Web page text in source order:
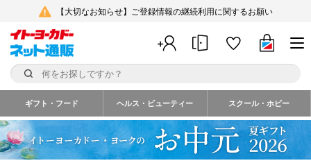
【大切なお知らせ】ご登録情報の継続利用に関するお願い
ギフト・フード ヘルス・ビューティー スクール・ホビー